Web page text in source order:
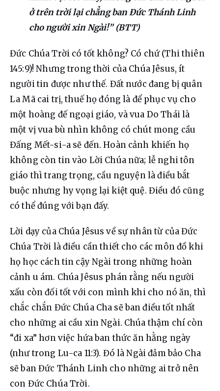
ở trên trời lại chẳng ban Đức Thánh Linh
cho người xin Ngài!” (BTT)
Đức Chúa Trời có tốt không? Có chứ (Thi thiên
145:9)! Nhưng trong thời của Chúa Jêsus, ít
người tin được như thế. Đất nước đang bị quân
La Mã cai trị, thuế họ đóng là để phục vụ cho
một hoàng đế ngoại giáo, và vua Do Thái là
một vị vua bù nhìn không có chút mong cầu
Đấng Mết-si-a sẽ đến. Hoàn cảnh khiến họ
không còn tin vào Lời Chúa nữa; lễ nghi tôn
giáo thì trang trọng, cầu nguyện là điều bắt
buộc nhưng hy vọng lại kiệt quệ. Điều đó cũng
có thể đúng với bạn đấy.
Lời dạy của Chúa Jêsus về sự nhân từ của Đức
Chúa Trời là điều cần thiết cho các môn đồ khi
họ học cách tin cậy Ngài trong những hoàn
cảnh u ám. Chúa Jêsus phán rằng nếu người
xấu còn đối tốt với con mình khi cho nó ăn, thì
chắc chắn Đức Chúa Cha sẽ ban điều tốt nhất
cho những ai cầu xin Ngài. Chúa thậm chí còn
“đi xa” hơn việc hứa ban thức ăn hằng ngày
(như trong Lu-ca 11:3). Đó là Ngài đảm bảo Cha
sẽ ban Đức Thánh Linh cho những ai trở nên
con Đức Chúa Trời.